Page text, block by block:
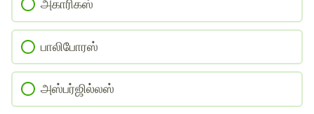
அகாரிகஸ்
பாலிபோரஸ்
அஸ்பர்ஜில்லஸ்